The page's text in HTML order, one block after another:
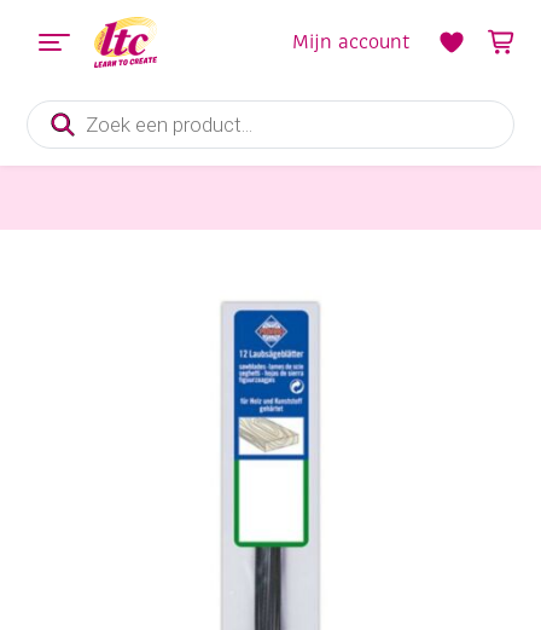
Producten
zoeken
Mijn account